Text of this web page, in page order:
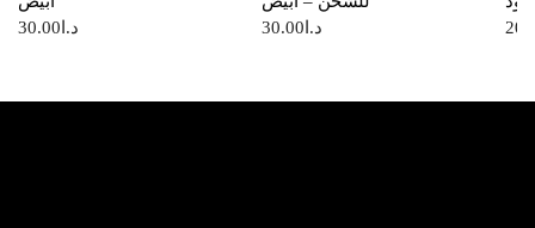
د.ا 30.00
د.ا 30.00